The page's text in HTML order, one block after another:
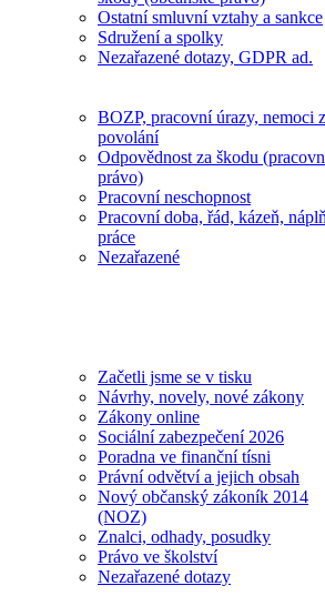
Ostatní smluvní vztahy a sankce
Sdružení a spolky
Nezařazené dotazy, GDPR ad.
BOZP, pracovní úrazy, nemoci z
povolání
Odpovědnost za škodu
právo)
Pracovní neschopnost
Pracovní doba, řád, kázeň, náplň
práce
Nezařazené
Začetli jsme se v tisku
Návrhy, novely, nové zákony
Zákony online
Sociální zabezpečení 2026
Poradna ve finanční tísni
Právní odvětví a jejich obsah
Nový občanský zákoník 2014
(NOZ)
Znalci, odhady, posudky
Právo ve školství
Nezařazené dotazy